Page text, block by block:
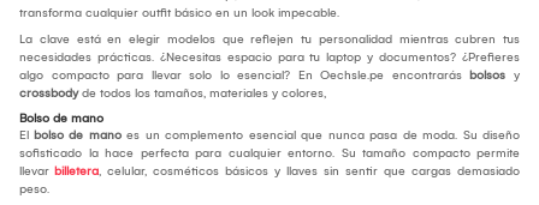
transforma cualquier outfit básico en un look impecable.
La clave está en elegir modelos que reflejen tu personalidad mientras cubren tus
necesidades prácticas. ¿Necesitas espacio para tu laptop y documentos? ¿Prefieres
algo compacto para llevar solo lo esencial? En Oechsle.pe encontrarás bolsos y
crossbodyde todos los tamaños, materiales y colores,
Bolso de mano
El bolso de mano es un complemento esencial que nunca pasa de moda. Su diseño
sofisticado la hace perfecta para cualquier entorno. Su tamaño compacto permite
llevar billetera, celular, cosméticos básicos y llaves sin sentir que cargas demasiado
peso.